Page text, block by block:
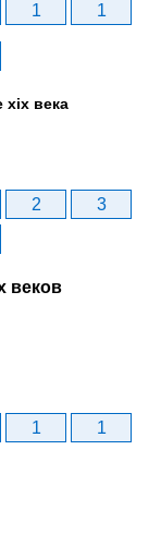
1 1
века
2
3
веков
1
1